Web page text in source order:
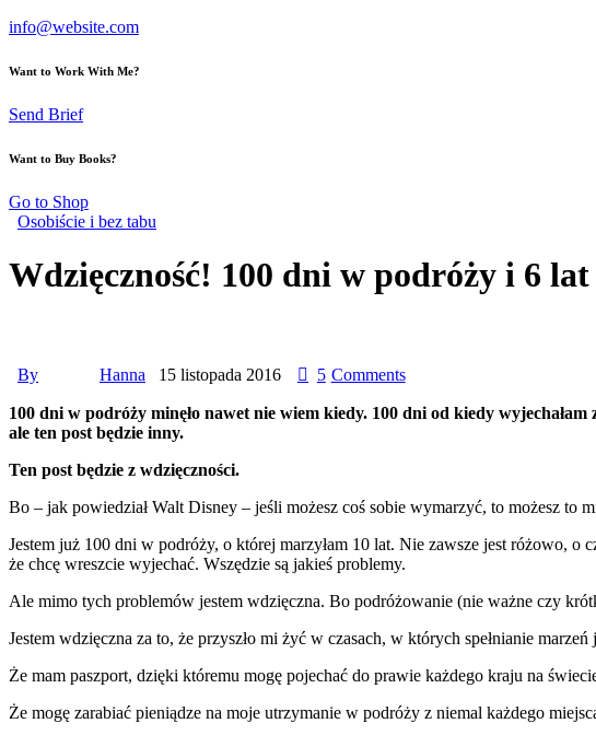
info@website.com
Want to Work With Me?
Send Brief
Want to Buy Books?
Go to Shop
Osobiście i bez tabu
Wdzięczność! 100 dni w podróży i 6
By Hanna 15 listopada 2016 5 Comments
100 dni w podróży minęło nawet nie wiem kiedy. 100 dni od kiedy
ale ten post będzie inny.
Ten post będzie z wdzięczności.
Bo – jak powiedział Walt Disney – jeśli możesz coś sobie wymarzyć, to możesz to
Jestem już 100 dni w podróży, o której marzyłam 10 lat. Nie zawsze jest różowo,
że chcę wreszcie wyjechać. Wszędzie są jakieś problemy.
Ale mimo tych problemów jestem wdzięczna. Bo podróżowanie (nie ważne czy
Jestem wdzięczna za to, że przyszło mi żyć w czasach, w których spełnianie
Że mam paszport, dzięki któremu mogę pojechać do prawie każdego kraju na
Że mogę zarabiać pieniądze na moje utrzymanie w podróży z niemal każdego